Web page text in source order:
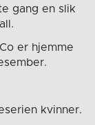
gang en slik
er hjemme
kvinner.